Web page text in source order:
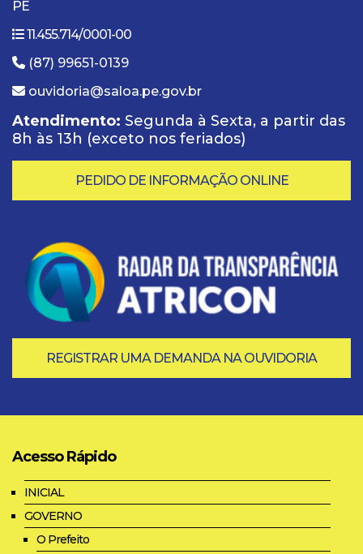
PE
11.455.714/0001-00
(87) 99651-0139
ouvidoria@saloa.pe.gov.br
Atendimento: Segunda à Sexta, a partir das
8h às 13h (exceto nos feriados)
PEDIDO DE INFORMAÇÃO ONLINE
REGISTRAR UMA DEMANDA NA OUVIDORIA
Acesso Rápido
INICIAL
GOVERNO
O Prefeito